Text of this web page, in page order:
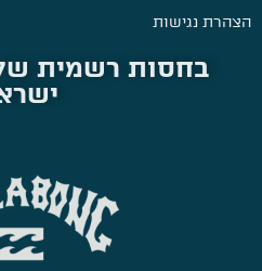
הצהרת נגישות
בחסות רשמית של